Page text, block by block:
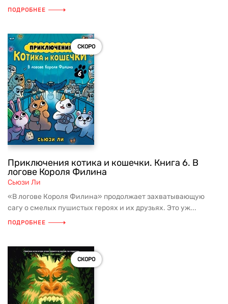
ПОДРОБНЕЕ
СКОРО
Приключения котика и кошечки. Книга 6. В
логове Короля Филина
Сьюзи Ли
«В логове Короля Филина» продолжает захватывающую
сагу о смелых пушистых героях и их друзьях. Это уж...
ПОДРОБНЕЕ
СКОРО